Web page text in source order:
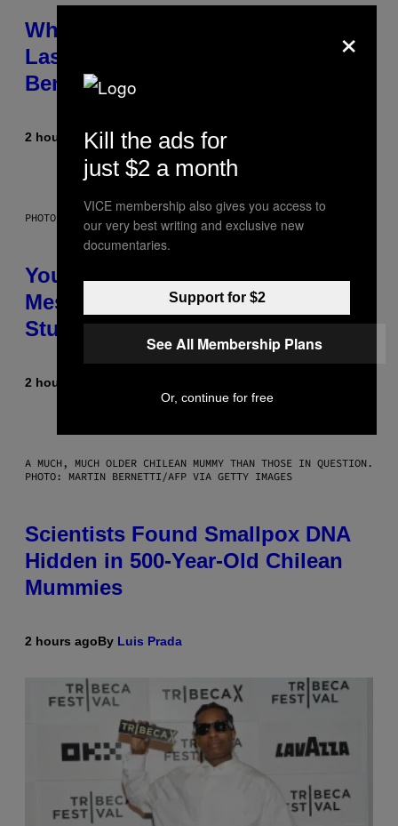
Why NASA Wants to Send a
Laser-Powered Drone Into Caves
Beneath the Moon
2 hours agoBy Luis Prada
PHOTO: BATUHAN TOKER / GETTY IMAGES
Your Desk Height Could Be
Messing With Your Brain, New
Study Finds
2 hours ago
A MUCH, MUCH OLDER CHILEAN MUMMY THAN THOSE IN QUESTION.
PHOTO: MARTIN BERNETTI/AFP VIA GETTY IMAGES
Scientists Found Smallpox DNA
Hidden in 500-Year-Old Chilean
Mummies
2 hours agoBy Luis Prada
×
Kill the ads for
just $2 a month
VICE membership also gives you access to
our very best writing and exclusive new
documentaries.
Support for $2
See All Membership Plans
Or, continue for free